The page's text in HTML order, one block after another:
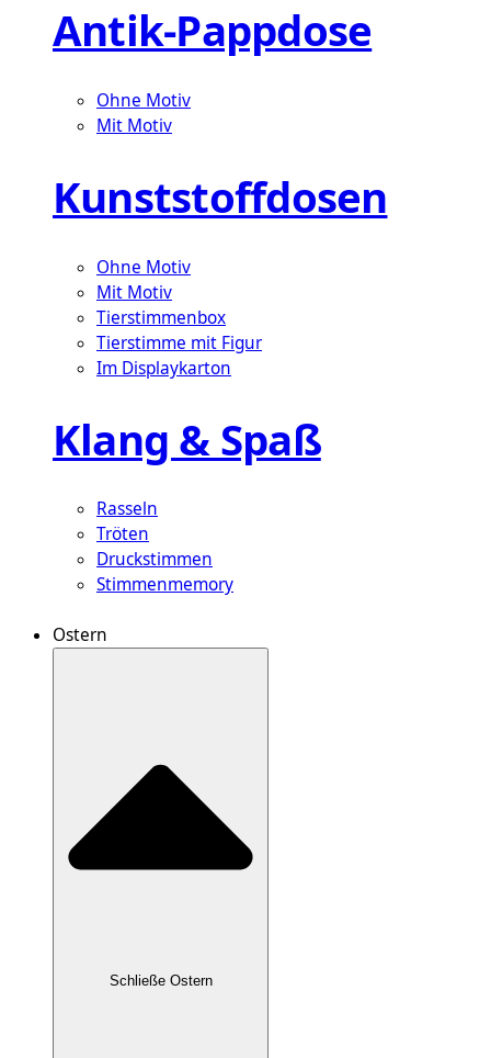
Antik-Pappdose
Ohne Motiv
Mit Motiv
Kunststoffdosen
Ohne Motiv
Mit Motiv
Tierstimmenbox
Tierstimme mit Figur
Im Displaykarton
Klang & Spaß
Rasseln
Tröten
Druckstimmen
Stimmenmemory
Ostern
Schließe Ostern